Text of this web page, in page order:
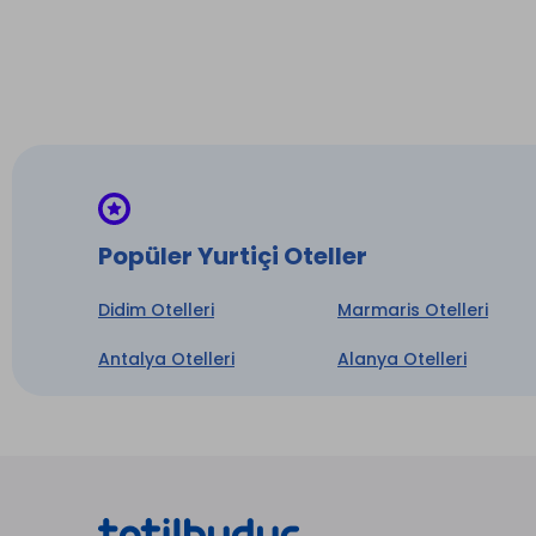
Popüler Yurtiçi Oteller
Didim Otelleri Marmaris Otelleri
Antalya Otelleri Alanya Otelleri